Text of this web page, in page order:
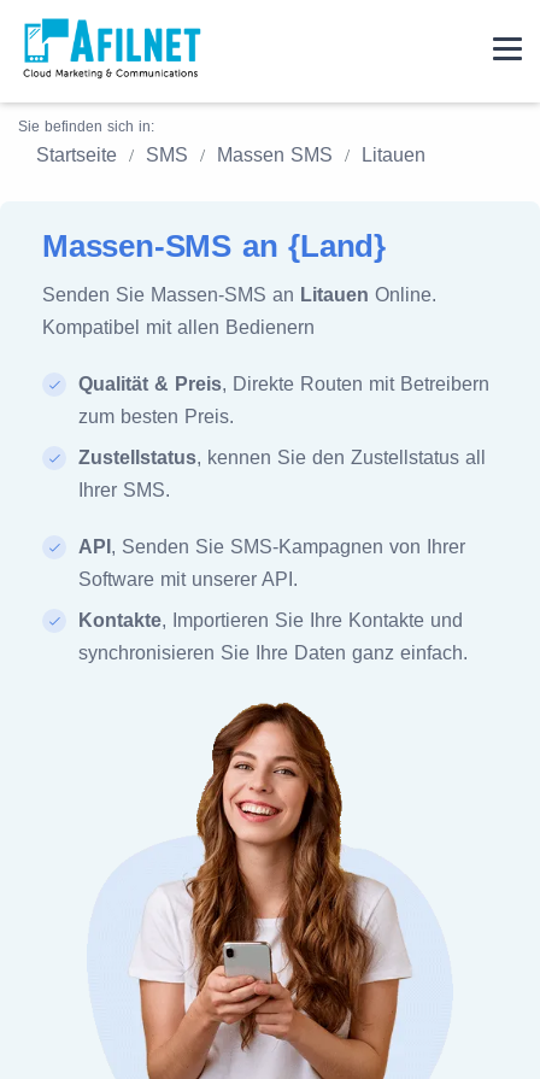
Sie befinden sich in:
Startseite SMS Massen SMS Litauen
Massen-SMS an {Land}
Senden Sie Massen-SMS an Litauen Online.
Kompatibel mit allen Bedienern
Qualität & Preis, Direkte Routen mit Betreibern
zum besten Preis.
Zustellstatus, kennen Sie den Zustellstatus all
Ihrer SMS.
API , Senden Sie SMS-Kampagnen von Ihrer
Software mit unserer API.
Kontakte, Importieren Sie Ihre Kontakte und
synchronisieren Sie Ihre Daten ganz einfach.